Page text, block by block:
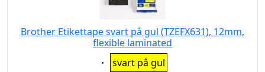
Brother Etikettape svart på gul (TZEFX631), 12mm,
flexible laminated
Eigenschaft:
svart på gul